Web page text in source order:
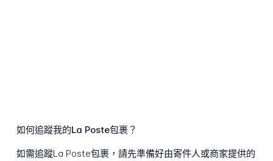
如何追蹤我的La Poste包裹？
如需追蹤La Poste包裹，請先準備好由寄件人或商家提供的